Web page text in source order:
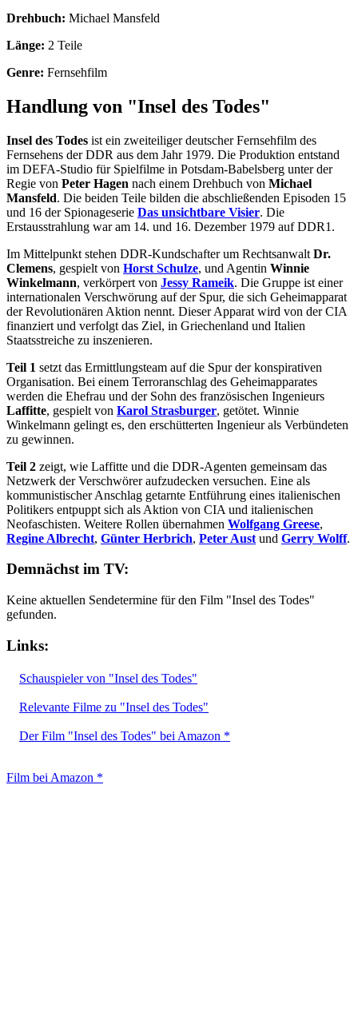
Drehbuch: Michael Mansfeld
Länge: 2 Teile
Genre: Fernsehfilm
Handlung von "Insel des Todes"
Insel des Todes ist ein zweiteiliger deutscher Fernsehfilm des
Fernsehens der DDR aus dem Jahr 1979. Die Produktion entstand
im DEFA-Studio für Spielfilme in Potsdam-Babelsberg unter der
Regie von Peter Hagen nach einem Drehbuch von Michael
Mansfeld. Die beiden Teile bilden die abschließenden Episoden 15
und 16 der Spionageserie Das unsichtbare Visier. Die
Erstausstrahlung war am 14. und 16. Dezember 1979 auf DDR1.
Im Mittelpunkt stehen DDR-Kundschafter um Rechtsanwalt Dr.
Clemens, gespielt von Horst Schulze, und Agentin Winnie
Winkelmann, verkörpert von Jessy Rameik. Die Gruppe ist einer
internationalen Verschwörung auf der Spur, die sich Geheimapparat
der Revolutionären Aktion nennt. Dieser Apparat wird von der CIA
finanziert und verfolgt das Ziel, in Griechenland und Italien
Staatsstreiche zu inszenieren.
Teil 1 setzt das Ermittlungsteam auf die Spur der konspirativen
Organisation. Bei einem Terroranschlag des Geheimapparates
werden die Ehefrau und der Sohn des französischen Ingenieurs
Laffitte, gespielt von Karol Strasburger, getötet. Winnie
Winkelmann gelingt es, den erschütterten Ingenieur als Verbündeten
zu gewinnen.
Teil 2 zeigt, wie Laffitte und die DDR-Agenten gemeinsam das
Netzwerk der Verschwörer aufzudecken versuchen. Eine als
kommunistischer Anschlag getarnte Entführung eines italienischen
Politikers entpuppt sich als Aktion von CIA und italienischen
Neofaschisten. Weitere Rollen übernahmen Wolfgang Greese,
Regine Albrecht, Günter Herbrich, Peter Aust und Gerry Wolff.
Demnächst im TV:
Keine aktuellen Sendetermine für den Film "Insel des Todes"
gefunden.
Links:
Schauspieler von "Insel des Todes"
Relevante Filme zu "Insel des Todes"
Der Film "Insel des Todes" bei Amazon *
Film bei Amazon *